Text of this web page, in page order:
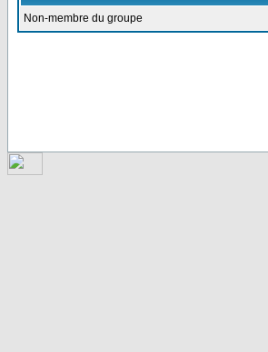
Non-membre du groupe